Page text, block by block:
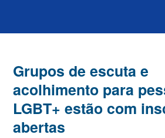
Grupos de escuta e
acolhimento para
LGBT+ estão com
abertas